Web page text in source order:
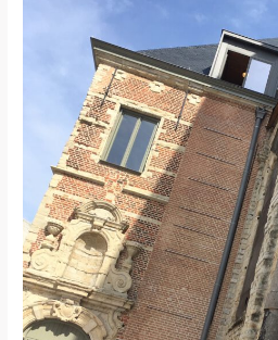
Wolsack”